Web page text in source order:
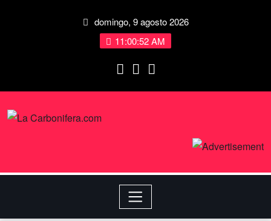
domingo, 9 agosto 2026
11:00:53 AM